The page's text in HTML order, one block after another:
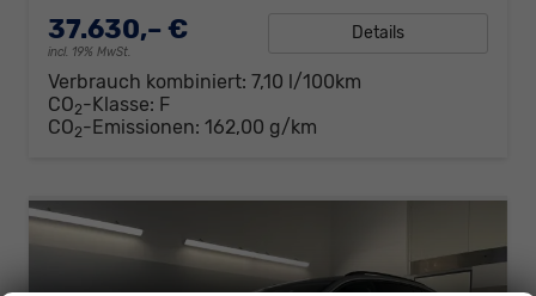
37.630,– €
incl. 19% MwSt.
Details
Verbrauch kombiniert: 7,10 l/100km
CO2-Klasse: F
CO2-Emissionen: 162,00 g/km